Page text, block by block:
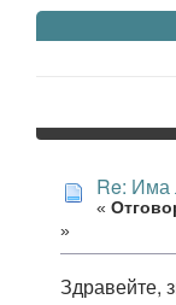
Re: Има
«
»
Здравейте,